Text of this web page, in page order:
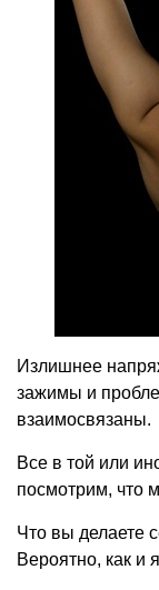
Излишнее
зажимы и
взаимосвязаны.
Все в той или
посмотрим, что
Что вы делаете
Вероятно, как и